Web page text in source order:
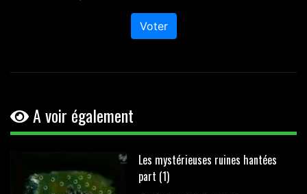
Voter
A voir également
Les mystérieuses ruines hantées
part (1)